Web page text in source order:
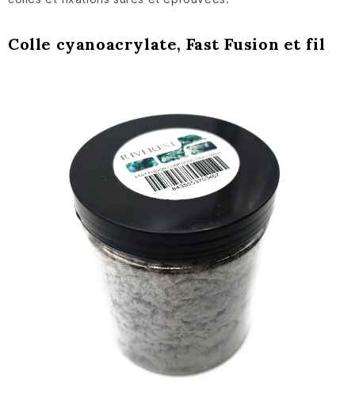
Colle cyanoacrylate, Fast Fusion et fil